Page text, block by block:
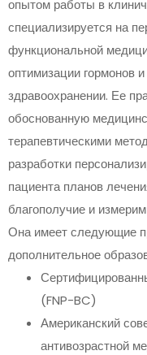
опытом работы в
специализируется на
функциональной
оптимизации гормонов
здравоохранении. Ее
обоснованную
терапевтическими
разработки
пациента планов
благополучие и
Она имеет следующие
дополнительное
(FNP-BC)
Американский
антивозрастной